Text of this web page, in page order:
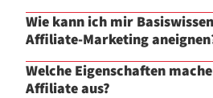
Wie kann ich mir
Affiliate-Marketing
Welche Eigenschaften
Affiliate aus?